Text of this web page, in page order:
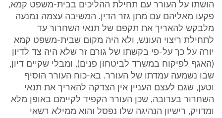
הושתו על העורר עם תחילת ההליכים בבית-משפט קמא,
פקעו מאליהם עם מתן גזר הדין. המשיבה עצמה נמנעה
מלבקש להאריך את תקפם של תנאי השחרור עד
לתחילת ריצוי העונש, ולא היה מקום שבית-משפט קמא
יורה על כך על-פי בקשתו של גורם זר שלא היה צד לדיון
(האגף לפיקוח במשרד לביטחון פנים), ומבלי שקיים דיון,
שבו נשמעה עמדתו של העורר. בא-כוח העורר הוסיף
וטען, שגם לעצם העניין אין הצדקה להאריך את תנאי
השחרור בערובה, שכן העורר הקפיד לקיימם באופן מלא
ומדויק, רישיון הנהיגה שלו נפסל והוא ממילא רשאי